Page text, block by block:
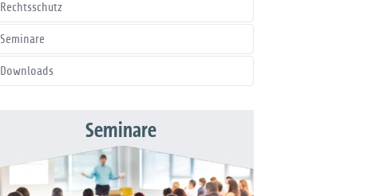
Rechtsschutz
Seminare
Downloads
Seminare